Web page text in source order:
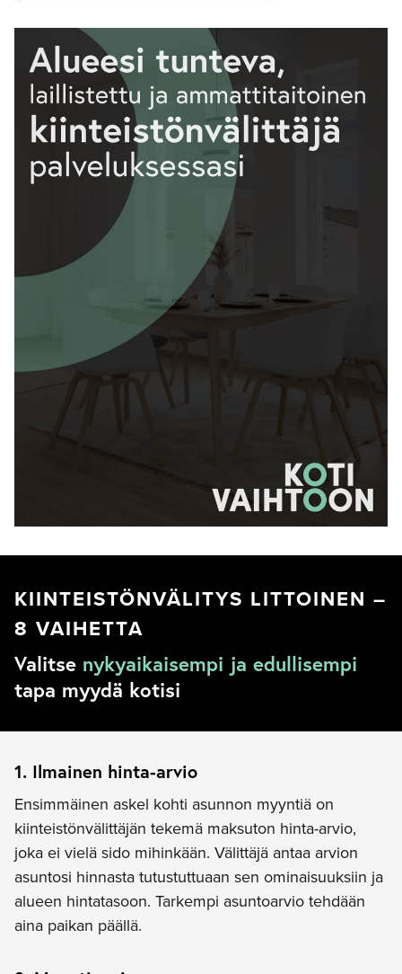
KIINTEISTÖNVÄLITYS LITTOINEN –
8 VAIHETTA
Valitse nykyaikaisempi ja edullisempi
tapa myydä kotisi
1. Ilmainen hinta-arvio
Ensimmäinen askel kohti asunnon myyntiä on
kiinteistönvälittäjän tekemä maksuton hinta-arvio,
joka ei vielä sido mihinkään. Välittäjä antaa arvion
asuntosi hinnasta tutustuttuaan sen ominaisuuksiin ja
alueen hintatasoon. Tarkempi asuntoarvio tehdään
aina paikan päällä.